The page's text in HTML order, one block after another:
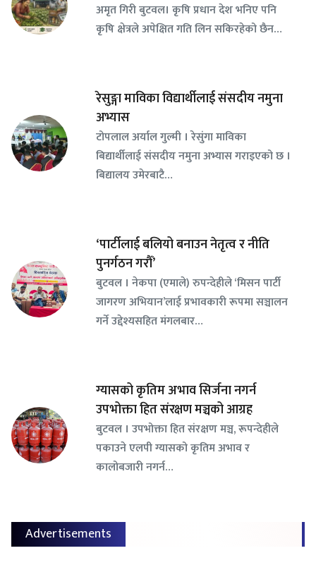
अमृत गिरी बुटवल। कृषि प्रधान देश भनिए पनि
कृषि क्षेत्रले अपेक्षित गति लिन सकिरहेको छैन…
रेसुङ्गा माविका विद्यार्थीलाई संसदीय नमुना
अभ्यास
टोपलाल अर्याल गुल्मी । रेसुंगा माविका
बिद्यार्थीलाई संसदीय नमुना अभ्यास गराइएको छ ।
बिद्यालय उमेरबाटै…
‘पार्टीलाई बलियो बनाउन नेतृत्व र नीति
पुनर्गठन गरौँ’
बुटवल । नेकपा (एमाले) रुपन्देहीले ‘मिसन पार्टी
जागरण अभियान’लाई प्रभावकारी रूपमा सञ्चालन
गर्ने उद्देश्यसहित मंगलबार…
ग्यासको कृतिम अभाव सिर्जना नगर्न
उपभोक्ता हित संरक्षण मञ्चको आग्रह
बुटवल । उपभोक्ता हित संरक्षण मञ्च, रूपन्देहीले
पकाउने एलपी ग्यासको कृतिम अभाव र
कालोबजारी नगर्न…
Advertisements